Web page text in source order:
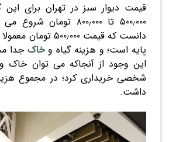
قیمت دیوار سبز در تهران برای این
۵۰۰٫۰۰۰ تا ۸۰۰٫۰۰۰
دانست که قیمت
پایه است؛ و هزینه گیاه وخاک جدا
این وجود از آنجاکه می توان خاک
شخصی خریداری کرد؛ در مجموع
داشت.